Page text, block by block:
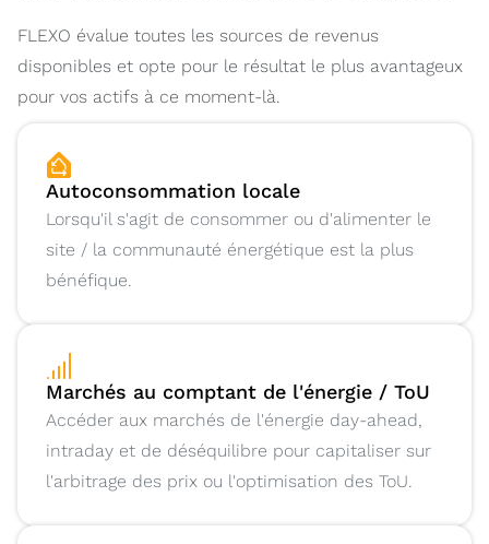
FLEXO évalue toutes les sources de revenus
disponibles et opte pour le résultat le plus avantageux
pour vos actifs à ce moment-là.
Autoconsommation locale
Lorsqu'il s'agit de consommer ou d'alimenter le
site / la communauté énergétique est la plus
bénéfique.
Marchés au comptant de l'énergie / ToU
Accéder aux marchés de l'énergie day-ahead,
intraday et de déséquilibre pour capitaliser sur
l'arbitrage des prix ou l'optimisation des ToU.